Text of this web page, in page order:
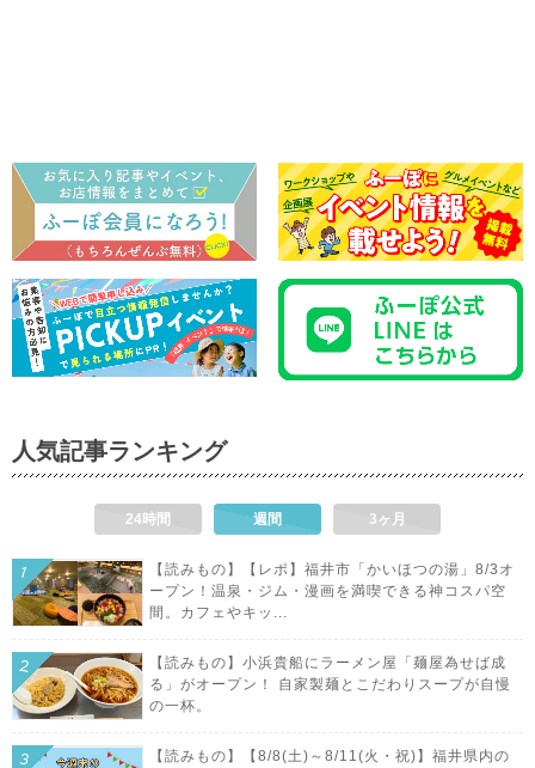
人気記事ランキング
24時間 週間 3ヶ月
【読みもの】【レポ】福井市「かいほつの湯」8/3オ
ープン！温泉・ジム・漫画を満喫できる神コスパ空
間。カフェやキッ...
【読みもの】小浜貴船にラーメン屋「麺屋為せば成
る」がオープン！ 自家製麺とこだわりスープが自慢
の一杯。
【読みもの】【8/8(土)～8/11(火・祝)】福井県内の